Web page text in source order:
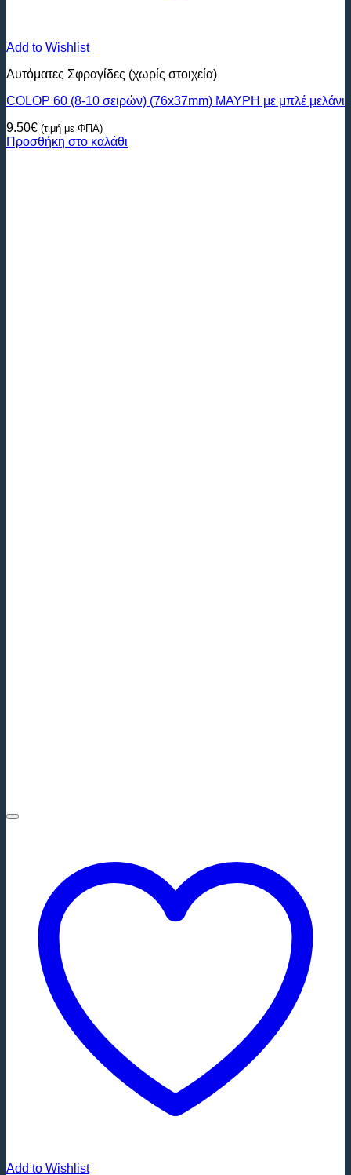
Add to Wishlist
Αυτόματες Σφραγίδες (χωρίς στοιχεία)
COLOP 60 (8-10 σειρών) (76x37mm) ΜΑΥΡΗ με μπλέ μελάνι
9.50€ (τιμή με ΦΠΑ)
Προσθήκη στο καλάθι
Add to Wishlist